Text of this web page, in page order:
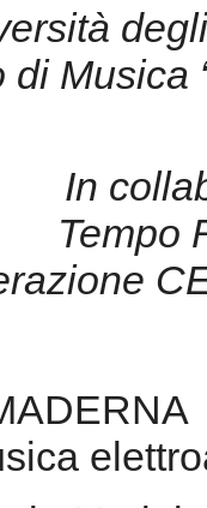
6
di
di
In
Tempo